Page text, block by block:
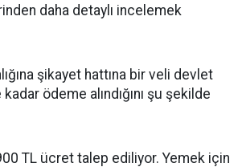
daha detaylı incelemek
şikayet hattına bir veli devlet
ödeme alındığını şu şekilde
TL ücret talep ediliyor. Yemek için